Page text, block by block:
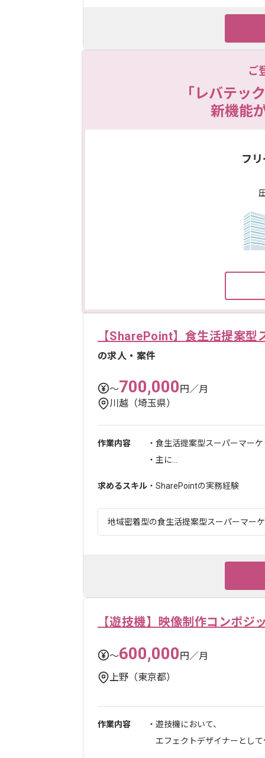
ご
「レバテッ
新機能
フ
【SharePoint】食生活提案
の求人・案件
〜700,000円／月
川越（埼玉県）
作業内容
・食生活提案型スーパーマー
・主に...
求めるスキル ・SharePointの実務経験
地域密着型の食生活提案型スーパーマー
【遊技機】映像制作コンポジ
〜600,000円／月
上野（東京都）
作業内容
・遊技機において、
エフェクトデザイナーとし